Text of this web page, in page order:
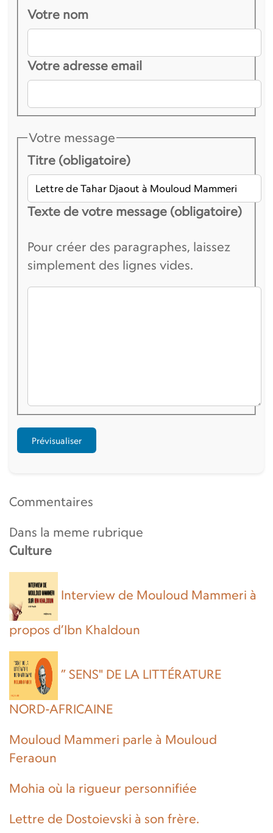
Votre nom
Votre adresse email
Votre message
Titre (obligatoire)
Texte de votre message (obligatoire)
Pour créer des paragraphes, laissez
simplement des lignes vides.
Commentaires
Dans la meme rubrique
Culture
Interview de Mouloud Mammeri à
propos d’Ibn Khaldoun
” SENS" DE LA LITTÉRATURE
NORD-AFRICAINE
Mouloud Mammeri parle à Mouloud
Feraoun
Mohia où la rigueur personnifiée
Lettre de Dostoievski à son frère.